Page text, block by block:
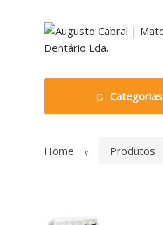
navigation
Categorias
Home Produtos